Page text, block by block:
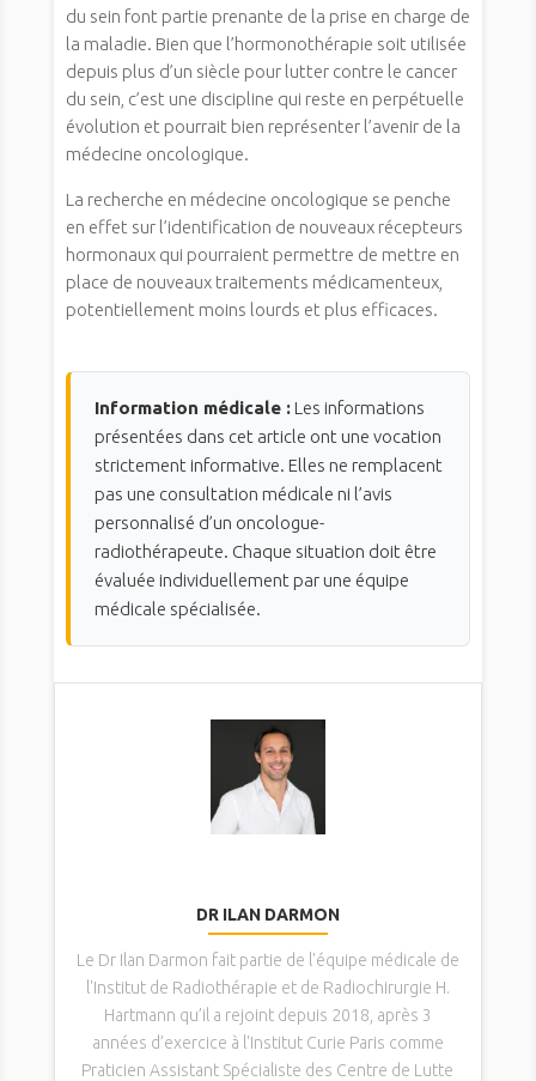
du sein font partie prenante de la prise en charge de
la maladie. Bien que l’hormonothérapie soit utilisée
depuis plus d’un siècle pour lutter contre le cancer
du sein, c’est une discipline qui reste en perpétuelle
évolution et pourrait bien représenter l’avenir de la
médecine oncologique.
La recherche en médecine oncologique se penche
en effet sur l’identification de nouveaux récepteurs
hormonaux qui pourraient permettre de mettre en
place de nouveaux traitements médicamenteux,
potentiellement moins lourds et plus efficaces.
Information médicale :Les informations
présentées dans cet article ont une vocation
strictement informative. Elles ne remplacent
pas une consultation médicale ni l’avis
personnalisé d’un oncologue-
radiothérapeute. Chaque situation doit être
évaluée individuellement par une équipe
médicale spécialisée.
DR ILAN DARMON
Le Dr Ilan Darmon fait partie de l'équipe médicale de
l'Institut de Radiothérapie et de Radiochirurgie H.
Hartmann qu’il a rejoint depuis 2018, après 3
années d’exercice à l'Institut Curie Paris comme
Praticien Assistant Spécialiste des Centre de Lutte